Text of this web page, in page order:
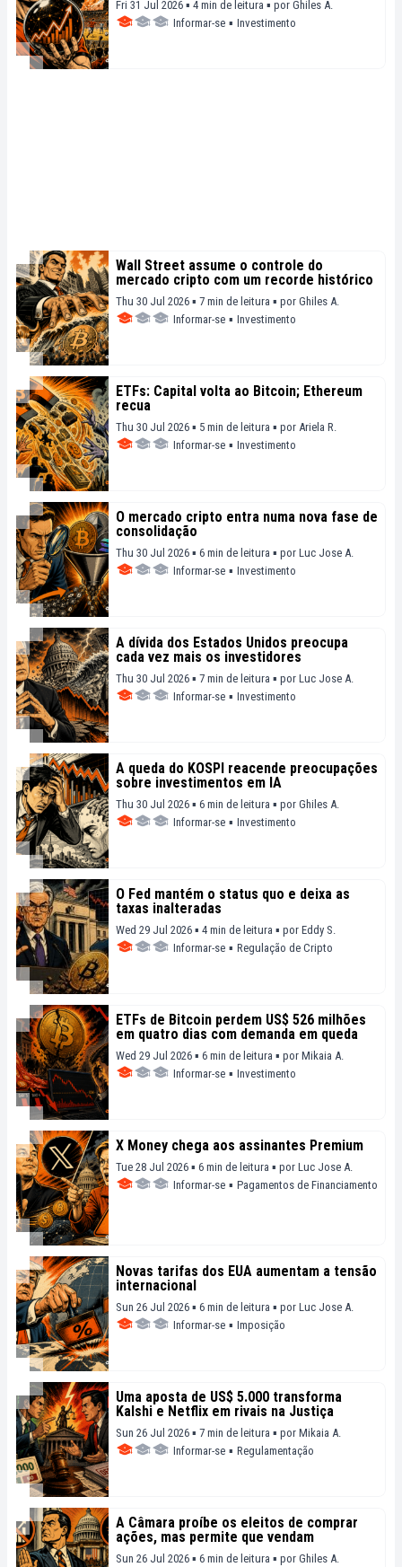
Fri 31 Jul 2026 ▪ 4 min de leitura ▪ por Ghiles A.
Informar-se ▪ Investimento
Wall Street assume o controle do
mercado cripto com um recorde histórico
Thu 30 Jul 2026 ▪ 7 min de leitura ▪ por Ghiles A.
Informar-se ▪ Investimento
ETFs: Capital volta ao Bitcoin; Ethereum
recua
Thu 30 Jul 2026 ▪ 5 min de leitura ▪ por Ariela R.
Informar-se ▪ Investimento
O mercado cripto entra numa nova fase de
consolidação
Thu 30 Jul 2026 ▪ 6 min de leitura ▪ por Luc Jose A.
Informar-se ▪ Investimento
A dívida dos Estados Unidos preocupa
cada vez mais os investidores
Thu 30 Jul 2026 ▪ 7 min de leitura ▪ por Luc Jose A.
Informar-se ▪ Investimento
A queda do KOSPI reacende preocupações
sobre investimentos em IA
Thu 30 Jul 2026 ▪ 6 min de leitura ▪ por Ghiles A.
Informar-se ▪ Investimento
O Fed mantém o status quo e deixa as
taxas inalteradas
Wed 29 Jul 2026 ▪ 4 min de leitura ▪ por Eddy S.
Informar-se ▪ Regulação de Cripto
ETFs de Bitcoin perdem US$ 526 milhões
em quatro dias com demanda em queda
Wed 29 Jul 2026 ▪ 6 min de leitura ▪ por Mikaia A.
Informar-se ▪ Investimento
X Money chega aos assinantes Premium
Tue 28 Jul 2026 ▪ 6 min de leitura ▪ por Luc Jose A.
Informar-se ▪ Pagamentos de Financiamento
Novas tarifas dos EUA aumentam a tensão
internacional
Sun 26 Jul 2026 ▪ 6 min de leitura ▪ por Luc Jose A.
Informar-se ▪ Imposição
Uma aposta de US$ 5.000 transforma
Kalshi e Netflix em rivais na Justiça
Sun 26 Jul 2026 ▪ 7 min de leitura ▪ por Mikaia A.
Informar-se ▪ Regulamentação
A Câmara proíbe os eleitos de comprar
ações, mas permite que vendam
Sun 26 Jul 2026 ▪ 6 min de leitura ▪ por Ghiles A.